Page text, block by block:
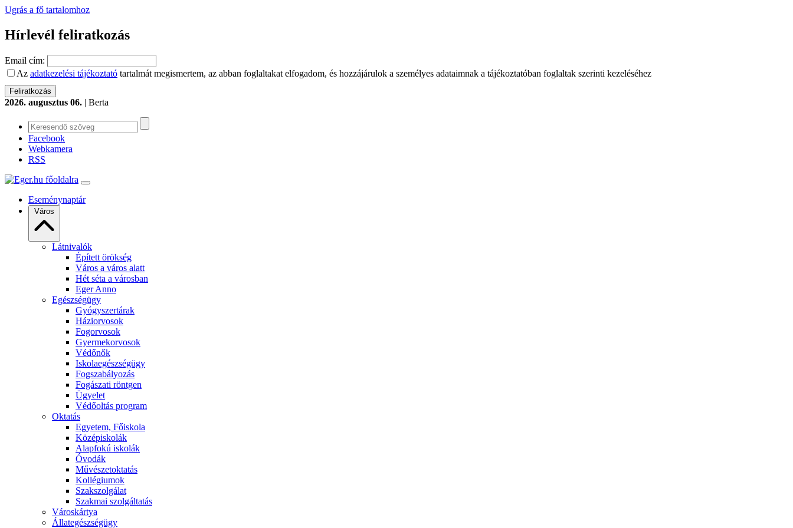
Ugrás a fő tartalomhoz
Hírlevél feliratkozás
Email cím:
Az adatkezelési tájékoztató tartalmát megismertem, az abban foglaltakat elfogadom, és hozzájárulok a személyes adataimnak a tájékoztatóban foglaltak szerinti kezeléséhez
2026. augusztus 06. | Berta
Facebook
Webkamera
RSS
Eseménynaptár
Város
Látnivalók
Épített örökség
Város a város alatt
Hét séta a városban
Eger Anno
Egészségügy
Gyógyszertárak
Háziorvosok
Fogorvosok
Gyermekorvosok
Védőnők
Iskolaegészségügy
Fogszabályozás
Fogászati röntgen
Ügyelet
Védőoltás program
Oktatás
Egyetem, Főiskola
Középiskolák
Alapfokú iskolák
Óvodák
Művészetoktatás
Kollégiumok
Szakszolgálat
Szakmai szolgáltatás
Városkártya
Állategészségügy